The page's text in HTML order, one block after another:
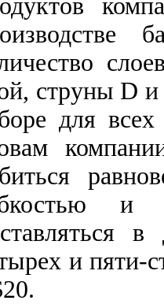
струны D
для
и
и пяти-